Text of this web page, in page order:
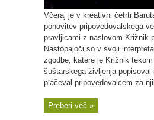
Včeraj je v kreativni četrti
ponovitev pripovedovalskega
pravljicami z naslovom Križnik
Nastopajoči so v svoji
zgodbe, katere je Križnik
šuštarskega življenja popisoval
plačeval pripovedovalcem za
Preberi več »